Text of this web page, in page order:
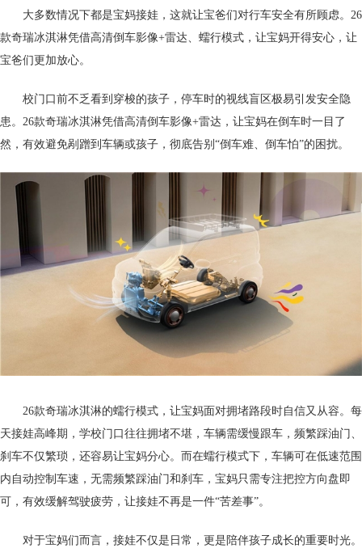
大多数情况下都是宝妈接娃，这就让宝爸们对行车安全有所顾虑。26
款奇瑞冰淇淋凭借高清倒车影像+雷达、蠕行模式，让宝妈开得安心，让
宝爸们更加放心。
校门口前不乏看到穿梭的孩子，停车时的视线盲区极易引发安全隐
患。26款奇瑞冰淇淋凭借高清倒车影像+雷达，让宝妈在倒车时一目了
然，有效避免剐蹭到车辆或孩子，彻底告别“倒车难、倒车怕”的困扰。
26款奇瑞冰淇淋的蠕行模式，让宝妈面对拥堵路段时自信又从容。每
天接娃高峰期，学校门口往往拥堵不堪，车辆需缓慢跟车，频繁踩油门、
刹车不仅繁琐，还容易让宝妈分心。而在蠕行模式下，车辆可在低速范围
内自动控制车速，无需频繁踩油门和刹车，宝妈只需专注把控方向盘即
可，有效缓解驾驶疲劳，让接娃不再是一件“苦差事”。
对于宝妈们而言，接娃不仅是日常，更是陪伴孩子成长的重要时光。